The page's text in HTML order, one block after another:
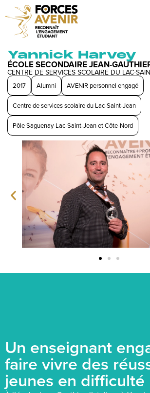
Yannick Harvey
ÉCOLE SECONDAIRE JEAN-
CENTRE DE SERVICES SCOLAIRE DU LAC-
2017 Alumni AVENIR personnel engagé
Centre de services scolaire du Lac-Saint-Jean
Pôle Saguenay-Lac-Saint-Jean et Côte-Nord
Un enseignant
faire vivre des
jeunes en difficulté